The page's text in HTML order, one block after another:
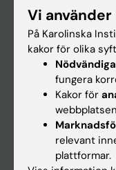
Forskning
Om KI
Nyheter
Kalender
Vi
På Karolinska
kakor för olika
Nödvändiga
fungera
Kakor för
relevant
plattformar.